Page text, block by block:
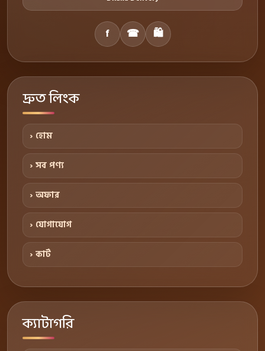
f ☎ 🛍
দ্রুত লিংক
› হোম
› সব পণ্য
› অফার
› যোগাযোগ
› কার্ট
ক্যাটাগরি